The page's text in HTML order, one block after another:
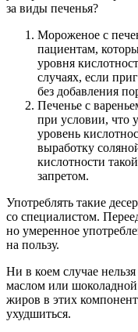
за виды печенья?
Мороженое с
пациентам,
уровня
случаях, если
без добавления
Печенье с
при условии, что
уровень
выработку
кислотности
запретом.
Употреблять такие
со специалистом.
но умеренное
на пользу.
Ни в коем случае
маслом или
жиров в этих
ухудшиться.